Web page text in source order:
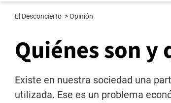
El Desconcierto >Opinión
Quiénes son y
Existe en nuestra sociedad una
utilizada. Ese es un problema